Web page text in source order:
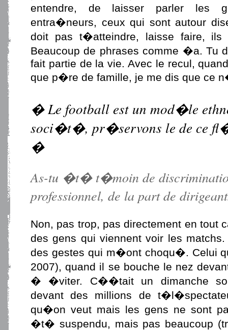
entendre, de laisser parler les
entra�neurs, ceux qui sont autour
doit pas t�atteindre, laisse faire,
Beaucoup de phrases comme �a. Tu
fait partie de la vie. Avec le recul,
que p�re de famille, je me dis que ce
� Le football est un mod�le
soci�t�, pr�servons le de ce
�
As-tu �t� t�moin de
professionnel, de la part de
Non, pas trop, pas directement en
des gens qui viennent voir les
des gestes qui m�ont choqu�. Celui
2007), quand il se bouche le nez
� �viter. C��tait un dimanche
devant des millions de
qu�on veut mais les gens ne sont
�t� suspendu, mais pas beaucoup